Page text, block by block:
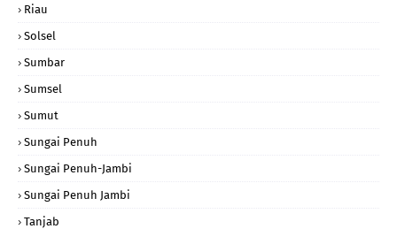
Riau
Solsel
Sumbar
Sumsel
Sumut
Sungai Penuh
Sungai Penuh-Jambi
Sungai Penuh Jambi
Tanjab